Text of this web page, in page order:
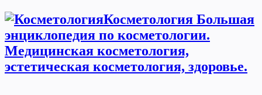
Косметология Большая
энциклопедия по косметологии.
Медицинская косметология,
эстетическая косметология, здоровье.